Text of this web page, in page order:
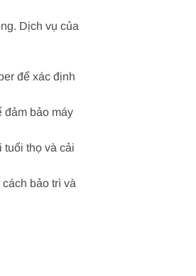
Dịch vụ của
để xác định
đảm bảo máy
tuổi thọ và cải
bảo trì và